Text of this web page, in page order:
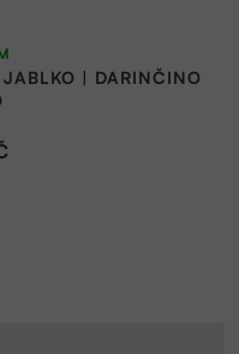
JABLKO | DARINČINO